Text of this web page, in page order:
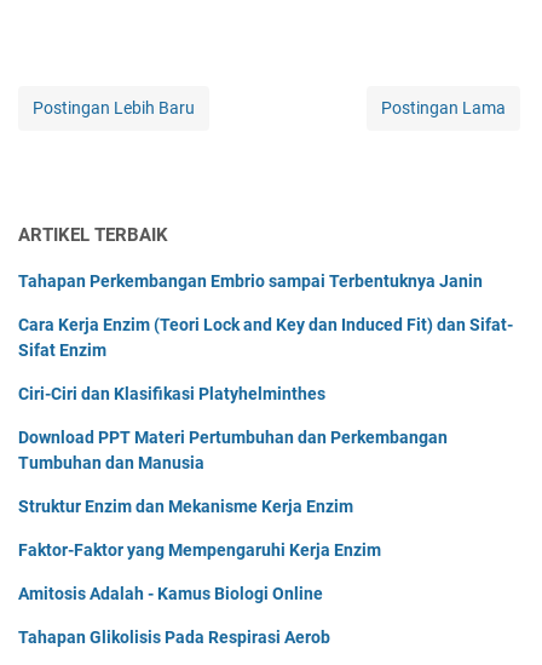
Postingan Lebih Baru Postingan Lama
ARTIKEL TERBAIK
Tahapan Perkembangan Embrio sampai Terbentuknya Janin
Cara Kerja Enzim (Teori Lock and Key dan Induced Fit) dan Sifat-
Sifat Enzim
Ciri-Ciri dan Klasifikasi Platyhelminthes
Download PPT Materi Pertumbuhan dan Perkembangan
Tumbuhan dan Manusia
Struktur Enzim dan Mekanisme Kerja Enzim
Faktor-Faktor yang Mempengaruhi Kerja Enzim
Amitosis Adalah - Kamus Biologi Online
Tahapan Glikolisis Pada Respirasi Aerob